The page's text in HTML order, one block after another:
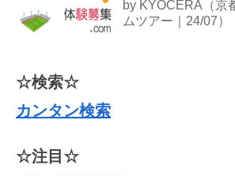
by KYOCERA（京
ムツアー｜24/07）
☆検索☆
カンタン検索
☆注目☆